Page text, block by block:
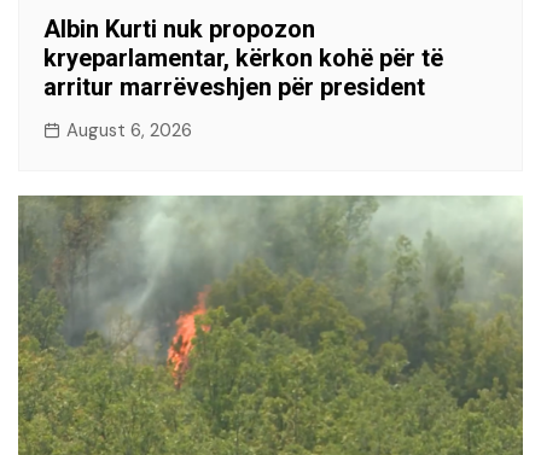
Albin Kurti nuk propozon
kryeparlamentar, kërkon kohë për të
arritur marrëveshjen për president
August 6, 2026